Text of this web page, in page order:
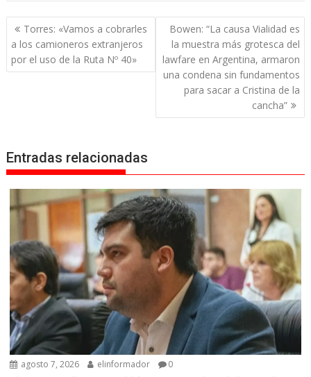
Navegación
de
entradas
Torres: «Vamos a cobrarles
a los camioneros extranjeros
por el uso de la Ruta Nº 40»
Bowen: “La causa Vialidad es
la muestra más grotesca del
lawfare en Argentina, armaron
una condena sin fundamentos
para sacar a Cristina de la
cancha”
Entradas relacionadas
agosto 7, 2026 elinformador 0